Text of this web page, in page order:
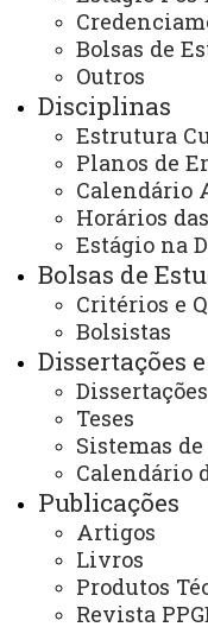
Bolsas de
Outros
Disciplinas
Estrutura
Planos de
Calendário
Horários
Estágio na
Bolsas de
Critérios e
Bolsistas
Dissertações
Dissertações
Teses
Sistemas
Calendário
Publicações
Artigos
Livros
Produtos
Revista
Ingresso no
ACESSE
Acesso Restrito
Arquivo Virtual
Bibliotecas
Identidade Visual
Mapa do Site
Ouvidoria
Portal Office 365
Sistemas
Telefones
Webmail